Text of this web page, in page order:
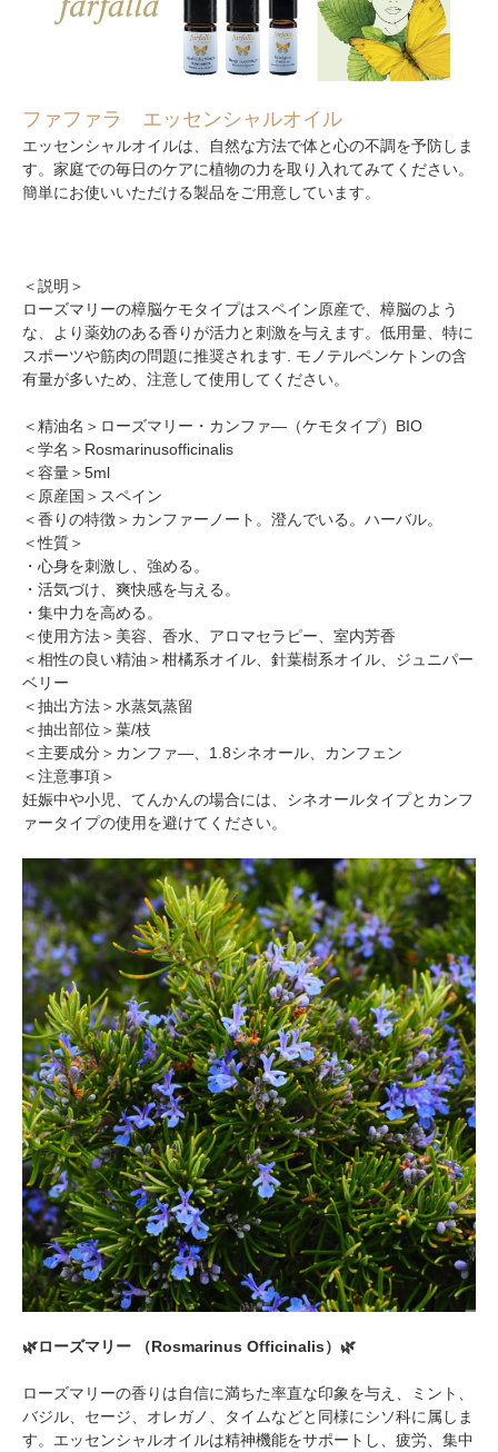
ファファラ エッセンシャルオイル
エッセンシャルオイルは、自然な方法で体と心の不調を予防しま
す。家庭での毎日のケアに植物の力を取り入れてみてください。
簡単にお使いいただける製品をご用意しています。
＜説明＞
ローズマリーの樟脳ケモタイプはスペイン原産で、樟脳のよう
な、より薬効のある香りが活力と刺激を与えます。低用量、特に
スポーツや筋肉の問題に推奨されます. モノテルペンケトンの含
有量が多いため、注意して使用してください。
＜精油名＞ローズマリー・カンファ―（ケモタイプ）BIO
＜学名＞Rosmarinusofficinalis
＜容量＞5ml
＜原産国＞スペイン
＜香りの特徴＞カンファーノート。澄んでいる。ハーバル。
＜性質＞
・心身を刺激し、強める。
・活気づけ、爽快感を与える。
・集中力を高める。
＜使用方法＞美容、香水、アロマセラピー、室内芳香
＜相性の良い精油＞柑橘系オイル、針葉樹系オイル、ジュニパー
ベリー
＜抽出方法＞水蒸気蒸留
＜抽出部位＞葉/枝
＜主要成分＞カンファ―、1.8シネオール、カンフェン
＜注意事項＞
妊娠中や小児、てんかんの場合には、シネオールタイプとカンフ
ァータイプの使用を避けてください。
🌿ローズマリー （Rosmarinus Officinalis）🌿
ローズマリーの香りは自信に満ちた率直な印象を与え、ミント、
バジル、セージ、オレガノ、タイムなどと同様にシソ科に属しま
す。エッセンシャルオイルは精神機能をサポートし、疲労、集中